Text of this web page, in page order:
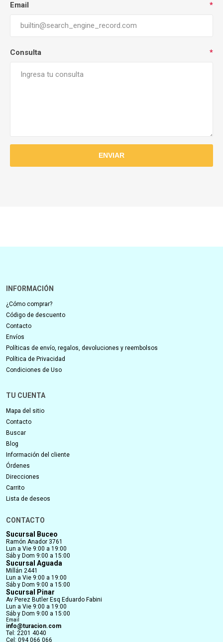
Email *
Consulta *
INFORMACIÓN
¿Cómo comprar?
Código de descuento
Contacto
Envíos
Políticas de envío, regalos, devoluciones y reembolsos
Política de Privacidad
Condiciones de Uso
TU CUENTA
Mapa del sitio
Contacto
Buscar
Blog
Información del cliente
Órdenes
Direcciones
Carrito
Lista de deseos
CONTACTO
Sucursal Buceo
Ramón Anador 3761
Lun a Vie 9:00 a 19:00
Sáb y Dom 9:00 a 15:00
Sucursal Aguada
Millán 2441
Lun a Vie 9:00 a 19:00
Sáb y Dom 9:00 a 15:00
Sucursal Pinar
Av Perez Butler Esq Eduardo Fabini
Lun a Vie 9:00 a 19:00
Sáb y Dom 9:00 a 15:00
Email
info@turacion.com
Tel: 2201 4040
Cel: 094 066 066